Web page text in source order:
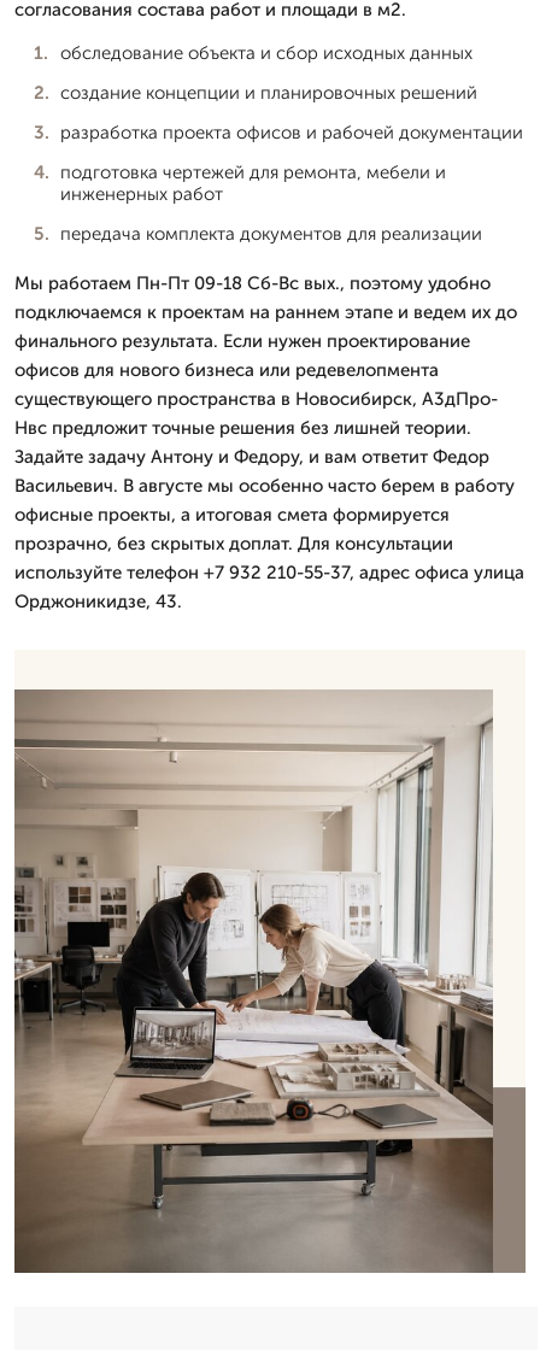
согласования состава работ и площади в м2.
обследование объекта и сбор исходных данных
создание концепции и планировочных решений
разработка проекта офисов и рабочей документации
подготовка чертежей для ремонта, мебели и
инженерных работ
передача комплекта документов для реализации
Мы работаем Пн-Пт 09-18 Сб-Вс вых., поэтому удобно
подключаемся к проектам на раннем этапе и ведем их до
финального результата. Если нужен проектирование
офисов для нового бизнеса или редевелопмента
существующего пространства в Новосибирск, А3дПро-
Нвс предложит точные решения без лишней теории.
Задайте задачу Антону и Федору, и вам ответит Федор
Васильевич. В августе мы особенно часто берем в работу
офисные проекты, а итоговая смета формируется
прозрачно, без скрытых доплат. Для консультации
используйте телефон +7 932 210-55-37, адрес офиса улица
Орджоникидзе, 43.